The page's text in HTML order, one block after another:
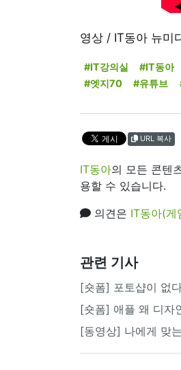
영상 / IT동아 뉴미
#IT강의실 #IT동아
#엣지70
#유튜브
URL 복사
IT동아의 모든 콘텐
용할 수 있습니다.
의견은 IT동아(게
관련 기사
[숏폼] 포토샵이 없
[숏폼] 애플 왜 디자
[동영상] 나에게 맞